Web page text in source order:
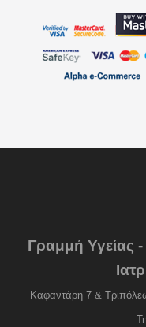
Γραμμή Υγείας
Καφαντάρη 7 &